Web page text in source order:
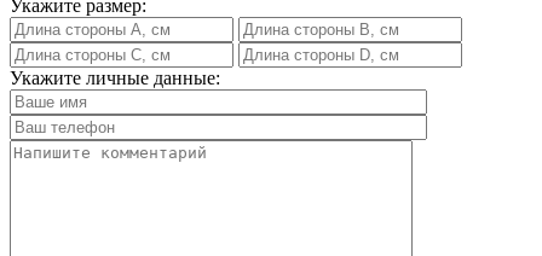
Укажите размер:
Укажите личные данные: